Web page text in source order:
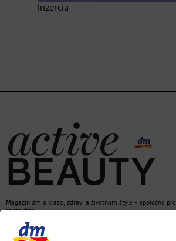
Inzercia
Magazín dm o kráse, zdraví a životnom štýle – spoločne
rovnováhe